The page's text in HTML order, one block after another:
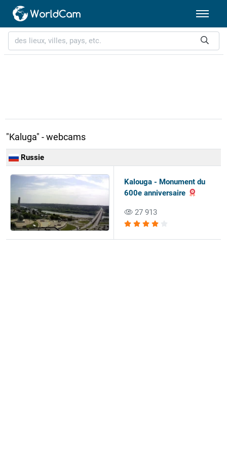
"Kaluga" - webcams
Russie
Kalouga - Monument du
600e anniversaire
27 913